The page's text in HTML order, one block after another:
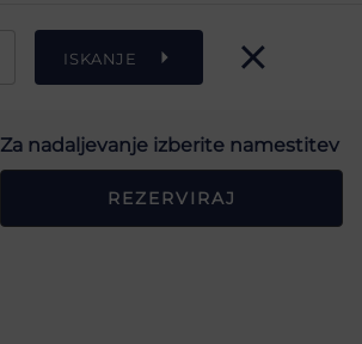
ISKANJE
Za nadaljevanje izberite namestitev
REZERVIRAJ